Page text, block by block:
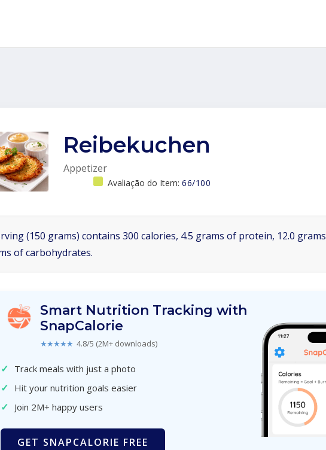
Reibekuchen
Appetizer
Avaliação do Item: 66/100
(150 grams) contains 300 calories, 4.5 grams of protein, 12.0
of carbohydrates.
Smart Nutrition Tracking with
SnapCalorie
★★★★★ 4.8/5 (2M+ downloads)
✓ Track meals with just a photo
✓ Hit your nutrition goals easier
✓ Join 2M+ happy users
GET SNAPCALORIE FREE